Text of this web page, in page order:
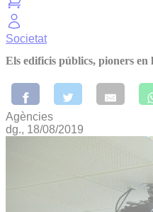
Societat
Els edificis públics, pioners
Agències
dg., 18/08/2019